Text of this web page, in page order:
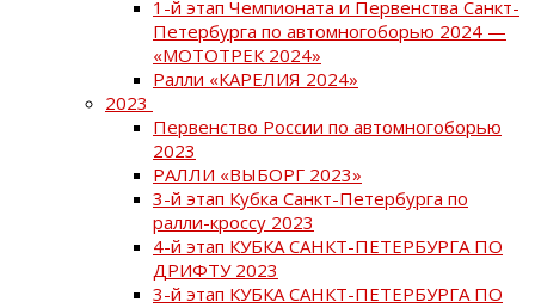
1-й этап Чемпионата и Первенства Санкт-
Петербурга по автомногоборью 2024 —
«МОТОТРЕК 2024»
Ралли «КАРЕЛИЯ 2024»
2023
Первенство России по автомногоборью
2023
РАЛЛИ «ВЫБОРГ 2023»
3-й этап Кубка Санкт-Петербурга по
ралли-кроссу 2023
4-й этап КУБКА САНКТ-ПЕТЕРБУРГА ПО
ДРИФТУ 2023
3-й этап КУБКА САНКТ-ПЕТЕРБУРГА ПО